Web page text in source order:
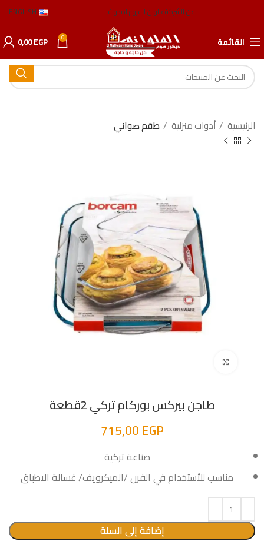
عن الشركةعناوين الفروعالمدونة ENGLISH
القائمة 0
0,00EGP
الرئيسية أدوات منزلية طقم صواني
طاجن بيركس بوركام تركي 2قطعة
715,00 EGP
صناعة تركية
مناسب للأستخدام في الفرن /الميكرويف/ غسالة الاطباق
إضافة إلى السلة